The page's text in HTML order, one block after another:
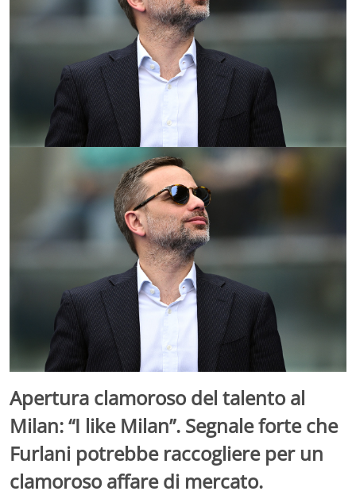
Apertura clamoroso del talento al
Milan: “I like Milan”. Segnale forte che
Furlani potrebbe raccogliere per un
clamoroso affare di mercato.